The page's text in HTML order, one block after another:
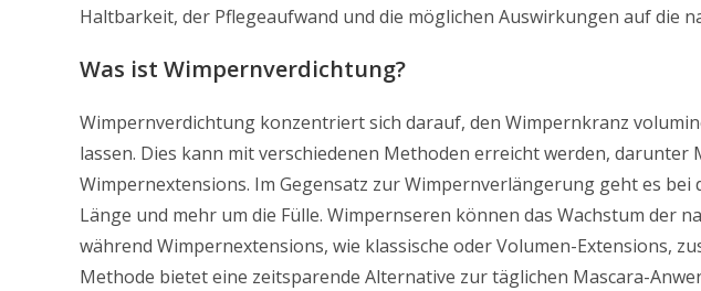
Haltbarkeit, der Pflegeaufwand und die möglichen Auswirkungen auf die
Was ist Wimpernverdichtung?
Wimpernverdichtung konzentriert sich darauf, den Wimpernkranz
lassen. Dies kann mit verschiedenen Methoden erreicht werden, darunter
Wimpernextensions. Im Gegensatz zur Wimpernverlängerung geht es bei
Länge und mehr um die Fülle. Wimpernseren können das Wachstum der
während Wimpernextensions, wie klassische oder Volumen-Extensions,
Methode bietet eine zeitsparende Alternative zur täglichen Mascara-